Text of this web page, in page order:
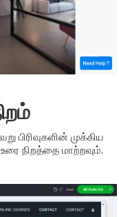
முக்கிய
நிறத்தை மாற்றவும்.